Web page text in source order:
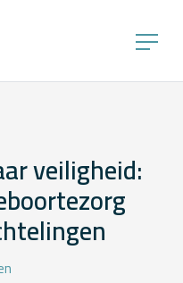
veiligheid: